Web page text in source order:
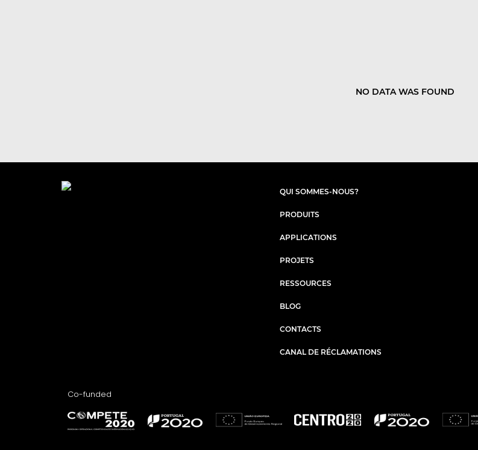
NO DATA WAS FOUND
QUI SOMMES-NOUS?
PRODUITS
APPLICATIONS
PROJETS
RESSOURCES
BLOG
CONTACTS
CANAL DE RÉCLAMATIONS
Co-funded​